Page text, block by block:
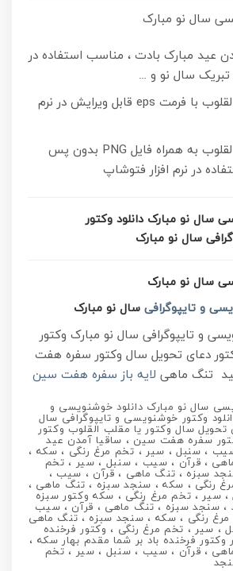
سال نو مبارک
عید مبارک بادت ، مناسب استفاده در
تبریک سال نو و …
وکتور یا مقلب القلوب با فرمت eps قابل ویرایش در نرم
وکتور یا مقلب القلوب به همراه فایل PNG بدون پس
در نرم افزار فتوشاپ
سال نو مبارک دانلود وکتور
سال نو مبارک
سال نو مبارک
و تایپوگرافی سال نو مبارک
و تایپوگرافی سال نو مبارک وکتور
دعای تحویل سال وکتور سفره هفت
تنگ ماهی لایه باز سفره هفت سین
سال نو مبارک دانلود خوشنویسی و
وکتور خوشنویسی و تایپوگرافی سال
تحویل سال وکتور یا مقلب القلوب وکتور
سفره هفت سین ، ساقیا آمدن عید
، سنبل ، سیر ، تخم مرغ رنگی ، سکه ،
، قرآن ، سیب ، سنبل ، سیر ، تخم
سبزه ، تنگ ماهی ، قرآن ، سیب ،
رنگی ، سکه ، سنجد سبزه ، تنگ ماهی ،
سیر ، تخم مرغ رنگی ، سکه وکتور سبزه
، سنجد سبزه ، تنگ ماهی ، قرآن ، سیب
مرغ رنگی ، سکه ، سنجد سبزه ، تنگ ماهی
، سیر ، تخم مرغ رنگی ، وکتور فرخنده
وکتور فرخنده باد بر شما مقدم بهار سکه ،
، قرآن ، سیب ، سنبل ، سیر ، تخم